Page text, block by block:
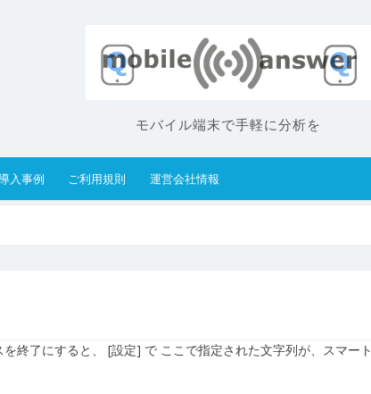
モバイル端末で手軽に分析を
入事例 ご利用規則 運営会社情報
終了にすると、 [設定] で ここで指定された文字列が、スマート